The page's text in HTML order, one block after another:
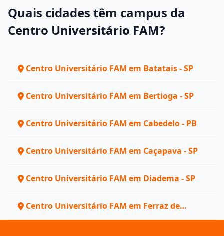
Quais cidades têm campus da
Centro Universitário FAM?
Centro Universitário FAM em Batatais - SP
Centro Universitário FAM em Bertioga - SP
Centro Universitário FAM em Cabedelo - PB
Centro Universitário FAM em Caçapava - SP
Centro Universitário FAM em Diadema - SP
Centro Universitário FAM em Ferraz de
Vasconcelos - SP